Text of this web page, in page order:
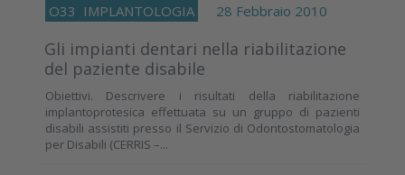
O33 IMPLANTOLOGIA 28 Febbraio 2010
Gli impianti dentari nella riabilitazione
del paziente disabile
Obiettivi. Descrivere i risultati della riabilitazione
implantoprotesica effettuata su un gruppo di pazienti
disabili assistiti presso il Servizio di Odontostomatologia
per Disabili (CERRIS –...